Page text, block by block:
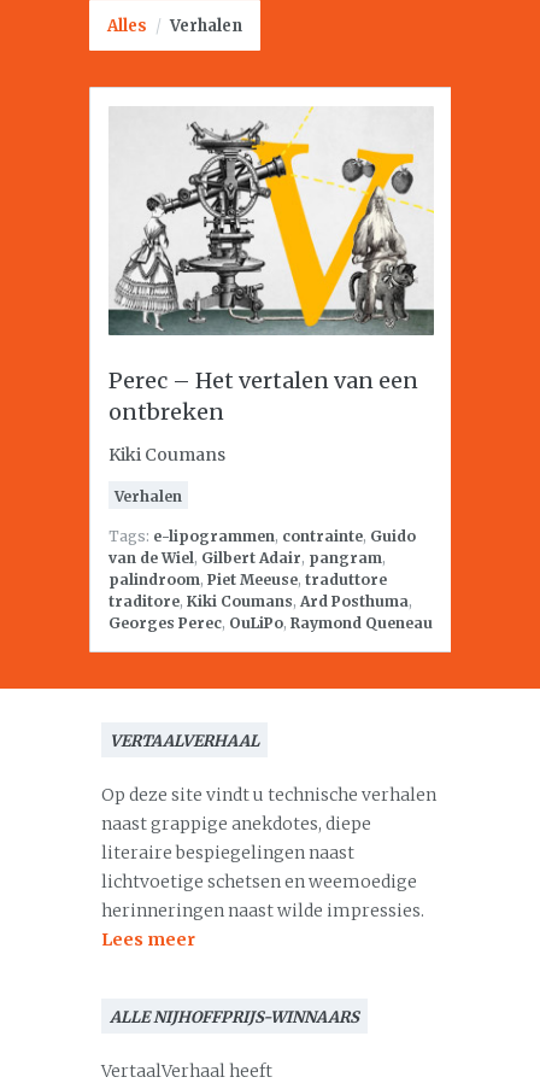
Alles / Verhalen
Perec – Het vertalen van een
ontbreken
Kiki Coumans
Verhalen
Tags: e-lipogrammen, contrainte, Guido
van de Wiel, Gilbert Adair, pangram,
palindroom, Piet Meeuse, traduttore
traditore, Kiki Coumans, Ard Posthuma,
Georges Perec, OuLiPo, Raymond Queneau
VERTAALVERHAAL
Op deze site vindt u technische verhalen
naast grappige anekdotes, diepe
literaire bespiegelingen naast
lichtvoetige schetsen en weemoedige
herinneringen naast wilde impressies.
Lees meer
ALLE NIJHOFFPRIJS-WINNAARS
VertaalVerhaal heeft